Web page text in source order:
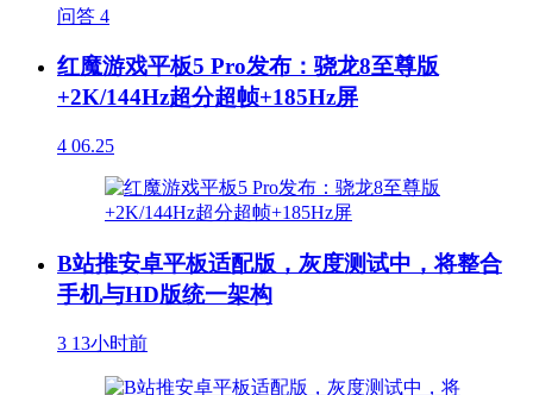
问答 4
红魔游戏平板5 Pro发布：骁龙8至尊版
+2K/144Hz超分超帧+185Hz屏
4 06.25
B站推安卓平板适配版，灰度测试中，将整合
手机与HD版统一架构
3 13小时前